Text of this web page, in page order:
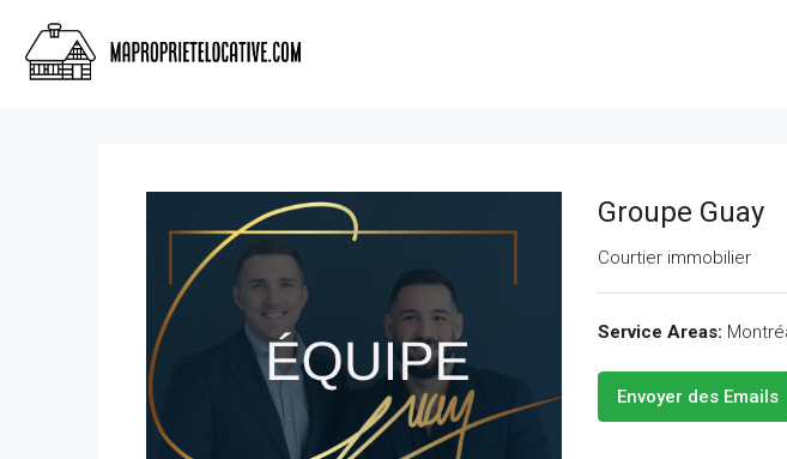
Groupe Guay
Courtier immobilier
Service Areas:
Envoyer des Emails